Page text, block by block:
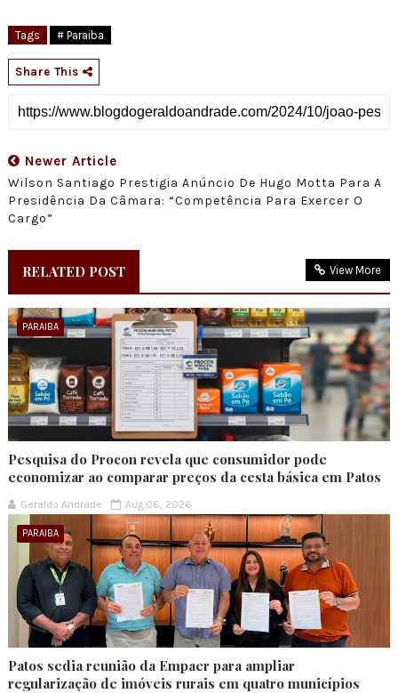
Tags # Paraiba
Share This
Newer Article
Wilson Santiago Prestigia Anúncio De Hugo Motta Para A
Presidência Da Câmara: “Competência Para Exercer O
Cargo”
RELATED POST View More
PARAIBA
Pesquisa do Procon revela que consumidor pode
economizar ao comparar preços da cesta básica em Patos
Geraldo Andrade Aug 06, 2026
PARAIBA
Patos sedia reunião da Empaer para ampliar
regularização de imóveis rurais em quatro municípios